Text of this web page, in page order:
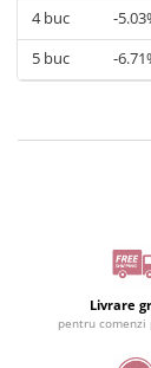
4buc -
5buc -
Livrare
pentru comenzi